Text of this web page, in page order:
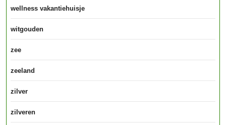
wellness vakantiehuisje
witgouden
zee
zeeland
zilver
zilveren